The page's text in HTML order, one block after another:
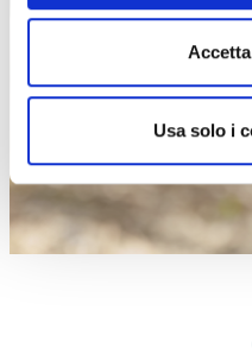
Usa solo i